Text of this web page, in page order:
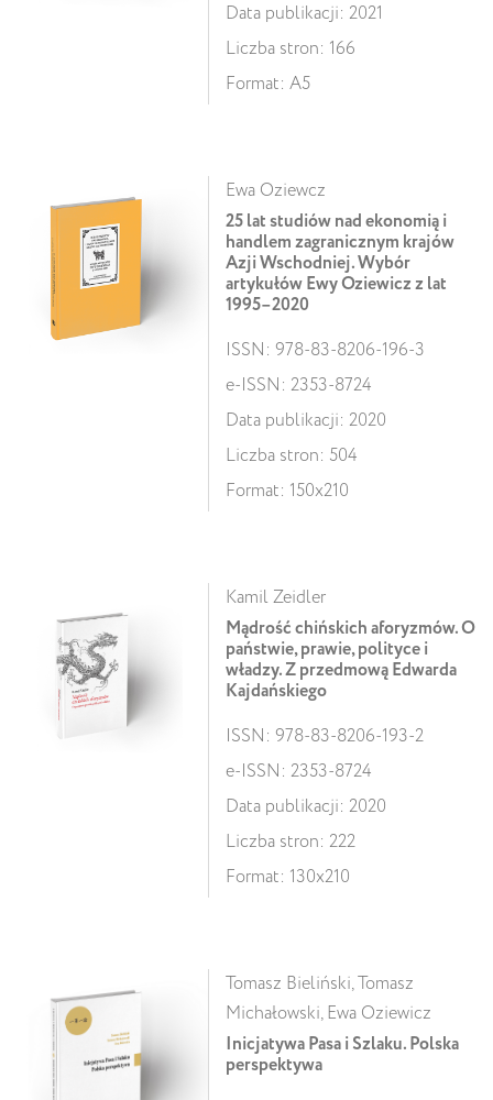
Data publikacji: 2021
Liczba stron: 166
Format: A5
Ewa Oziewcz
25 lat studiów nad ekonomią i
handlem zagranicznym krajów
Azji Wschodniej. Wybór
artykułów Ewy Oziewicz z lat
1995–2020
ISSN: 978-83-8206-196-3
e-ISSN: 2353-8724
Data publikacji: 2020
Liczba stron: 504
Format: 150x210
Kamil Zeidler
Mądrość chińskich aforyzmów. O
państwie, prawie, polityce i
władzy. Z przedmową Edwarda
Kajdańskiego
ISSN: 978-83-8206-193-2
e-ISSN: 2353-8724
Data publikacji: 2020
Liczba stron: 222
Format: 130x210
Tomasz Bieliński, Tomasz
Michałowski, Ewa Oziewicz
Inicjatywa Pasa i Szlaku. Polska
perspektywa